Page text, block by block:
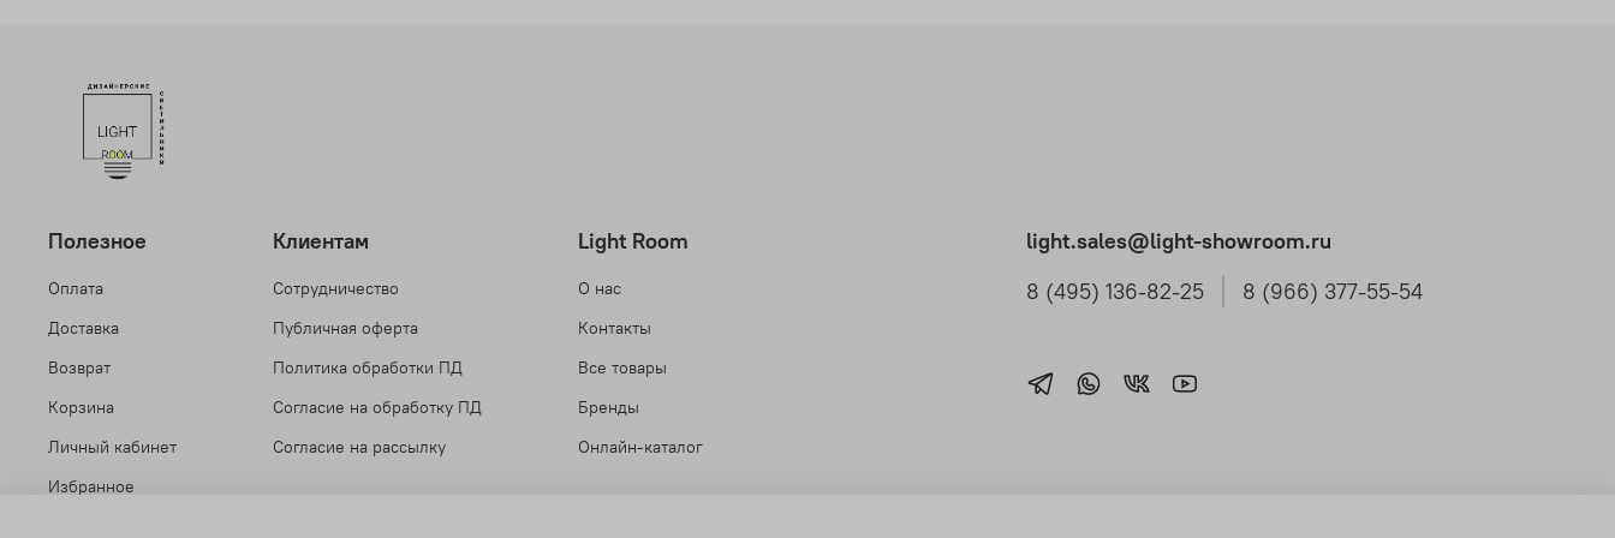
Полезное
Оплата
Доставка
Возврат
Корзина
Личный кабинет
Избранное
Клиентам
Сотрудничество
Публичная оферта
Политика обработки ПД
Согласие на обработку ПД
Согласие на рассылку
Light Room
О нас
Контакты
Все товары
Бренды
Онлайн-каталог
light.sales@light-showroom.ru
8 (495) 136-82-25
8 (966) 377-55-54